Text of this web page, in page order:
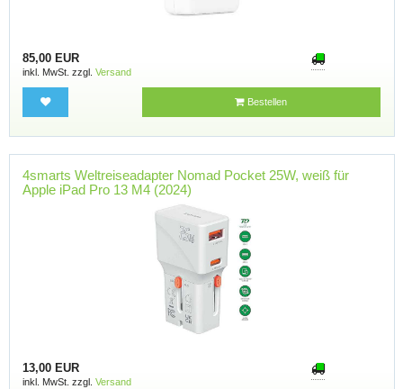
85,00 EUR
inkl. MwSt. zzgl. Versand
Bestellen
4smarts Weltreiseadapter Nomad Pocket 25W, weiß für
Apple iPad Pro 13 M4 (2024)
13,00 EUR
inkl. MwSt. zzgl. Versand